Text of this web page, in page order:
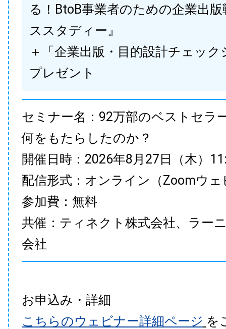
る！BtoB事業者のための企業出
ススタディー』
＋「企業出版・目的設計チェック
プレゼント
セミナー名：92万部のベストセラ
何をもたらしたのか？
開催日時：2026年8月27日（木）
配信形式：オンライン（Zoomウェ
参加費：無料
共催：ティネクト株式会社、ラー
会社
お申込み・詳細
こちらのウェビナー詳細ページ を